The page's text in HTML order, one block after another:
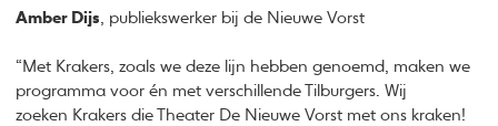
Amber Dijs , publiekswerker bij de Nieuwe Vorst
“Met Krakers, zoals we deze lijn hebben genoemd, maken we
programma voor én met verschillende Tilburgers. Wij
zoeken Krakers die Theater De Nieuwe Vorst met ons kraken!